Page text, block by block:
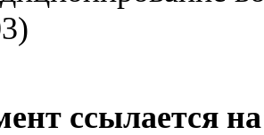
ссылается